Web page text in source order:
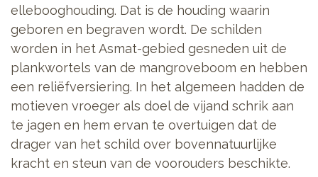
ellebooghouding. Dat is de houding waarin
geboren en begraven wordt. De schilden
worden in het Asmat-gebied gesneden uit de
plankwortels van de mangroveboom en hebben
een reliëfversiering. In het algemeen hadden de
motieven vroeger als doel de vijand schrik aan
te jagen en hem ervan te overtuigen dat de
drager van het schild over bovennatuurlijke
kracht en steun van de voorouders beschikte.